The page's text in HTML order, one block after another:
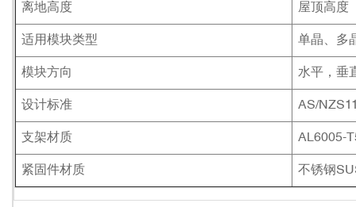
离地高度 屋顶高度
适用模块类型 单晶、多
模块方向 水平，垂
设计标准 AS/
支架材质 AL6005-
紧固件材质 不锈钢